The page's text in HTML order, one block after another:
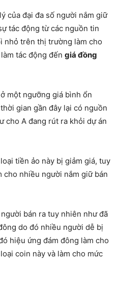
của đại đa số người nắm giữ
tác động từ các nguồn tin
nhỏ trên thị trường làm cho
tác động đến giá đồng
một ngưỡng giá bình ổn
gian gần đây lại có nguồn
cho A đang rút ra khỏi dự án
tiền ảo này bị giảm giá, tuy
cho nhiều người nắm giữ bán
bán ra tuy nhiên như đã
do đó nhiều người dễ bị
hiệu ứng đám đông làm cho
coin này và làm cho mức